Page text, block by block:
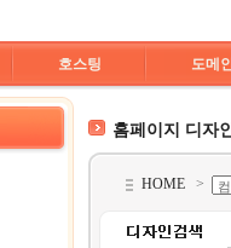
호스팅 도메
홈페이지 디자
HOME >